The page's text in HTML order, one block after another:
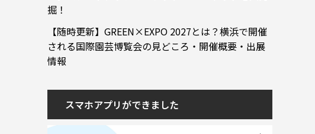
掘！
【随時更新】GREEN×EXPO 2027とは？横浜で開催
される国際園芸博覧会の見どころ・開催概要・出展
情報
スマホアプリができました